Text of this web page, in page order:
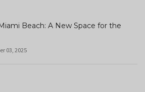
Beach: A New Space for the
03, 2025